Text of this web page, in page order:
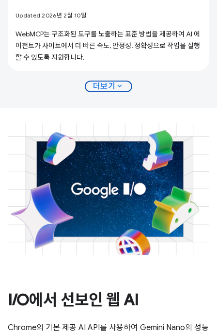
Updated 2026년 2월 10일
WebMCP는 구조화된 도구를 노출하는 표준 방법을 제공하여 AI 에
이전트가 사이트에서 더 빠른 속도, 안정성, 정확성으로 작업을 실행
할 수 있도록 지원합니다.
더보기 expand_more
I/O에서 선보인 웹 AI
Chrome의 기본 제공 AI API를 사용하여 Gemini Nano의 성능